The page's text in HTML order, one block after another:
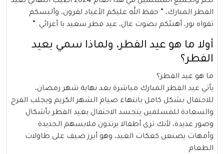
الفطر المبارك، ” حفظ الله عليكم الأعياد لقرون، وألبسكم
تقواه نور، أهنئكم بصوت عال، عيد فطر سعيد يا أعزائي .”
أولا ما هو عيد الفطر، ولماذا سمي بعيد
الفطر؟
ما هو عيد الفطر؟
يأتي عيد الفطرالمبارك مباشرة بعد نهاية شهر رمضان،
للاحتفال بشكل كامل بانتهاء صيام الشهر الكريم ويجلب الفرح
والسعادة للمسلمين يتجسد الاحتفال بعيد الفطر بأشكال
وصور عديدة، لأنك ترى أطفالا يرتدون ملابسهم الجديدة
وأمهات يصنعن كعكات العيد، وهو أبرز ضيف على طاولات
الطعام